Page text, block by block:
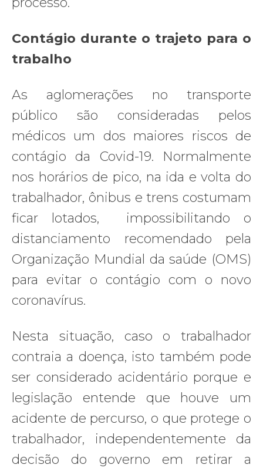
Contágio durante o trajeto para o
trabalho
As aglomerações no transporte
público são consideradas pelos
médicos um dos maiores riscos de
contágio da Covid-19. Normalmente
nos horários de pico, na ida e volta do
trabalhador, ônibus e trens costumam
ficar lotados, impossibilitando o
distanciamento recomendado pela
Organização Mundial da saúde (OMS)
para evitar o contágio com o novo
coronavírus.
Nesta situação, caso o trabalhador
contraia a doença, isto também pode
ser considerado acidentário porque e
legislação entende que houve um
acidente de percurso, o que protege o
trabalhador, independentemente da
decisão do governo em retirar a